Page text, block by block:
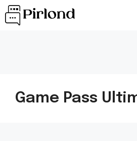
Przejdź
do
Game Pass